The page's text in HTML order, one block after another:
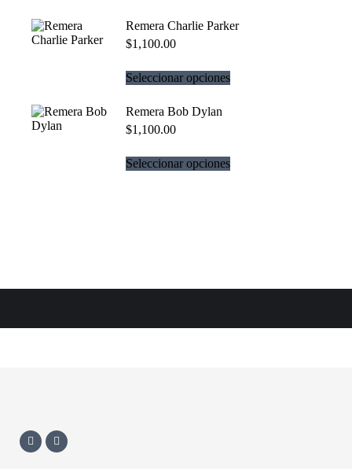
Remera Charlie Parker
$1,100.00
Seleccionar opciones
Remera Bob Dylan
$1,100.00
Seleccionar opciones